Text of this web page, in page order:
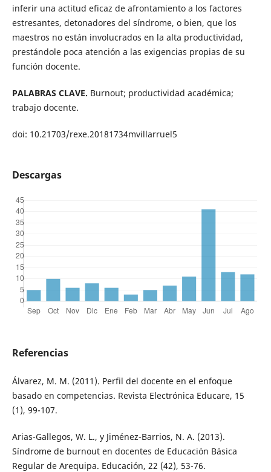
inferir una actitud eficaz de afrontamiento a los factores
estresantes, detonadores del síndrome, o bien, que los
maestros no están involucrados en la alta productividad,
prestándole poca atención a las exigencias propias de su
función docente.
PALABRAS CLAVE. Burnout; productividad académica;
trabajo docente.
doi: 10.21703/rexe.20181734mvillarruel5
Descargas
Referencias
Álvarez, M. M. (2011). Perfil del docente en el enfoque
basado en competencias. Revista Electrónica Educare, 15
(1), 99-107.
Arias-Gallegos, W. L., y Jiménez-Barrios, N. A. (2013).
Síndrome de burnout en docentes de Educación Básica
Regular de Arequipa. Educación, 22 (42), 53-76.